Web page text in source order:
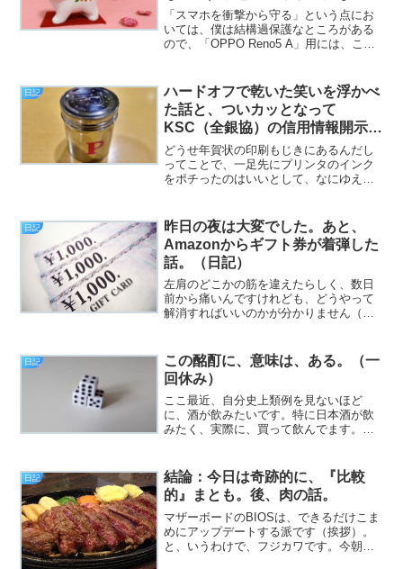
（日記）
「スマホを衝撃から守る」という点にお
いては、僕は結構過保護なところがある
ので、「OPPO Reno5 A」用には、これ
のデカさに「え？」と思いました。た
だ、よくよく考え...
日記
ハードオフで乾いた笑いを浮かべ
た話と、ついカッとなって
KSC（全銀協）の信用情報開示手
続きをした話。後は村上春樹とプ
リン。（日記）
どうせ年賀状の印刷もじきにあるんだし
ってことで、一足先にプリンタのインク
をポチったのはいいとして、なにゆえか
拶）。と、言うわけでフジカワです。
（LINEやWhatsApp等...
日記
昨日の夜は大変でした。あと、
Amazonからギフト券が着弾した
話。（日記）
左肩のどこかの筋を違えたらしく、数日
前から痛いんですけれども、どうやって
解消すればいいのかが分かりません（挨
いかに長寝しようと、それがリセットに
は繋がらない、素敵にファ...
日記
この酩酊に、意味は、ある。（一
回休み）
ここ最近、自分史上類例を見ないほど
に、酒が飲みたいです。特に日本酒が飲
みたく、実際に、買って飲んでます。仕
はりと言うべきか、「心の根っこ」が、
途方もなく疲れているからだ...
日記
結論：今日は奇跡的に、『比較
的』まとも。後、肉の話。
マザーボードのBIOSは、できるだけこま
めにアップデートする派です（挨拶）。
と、いうわけで、フジカワです。今朝発